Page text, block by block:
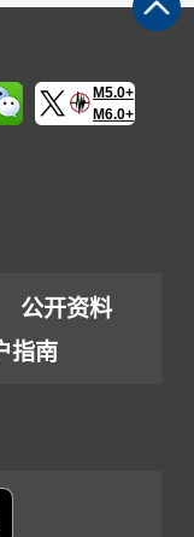
M5.0+
M6.0+
公开资料
指南